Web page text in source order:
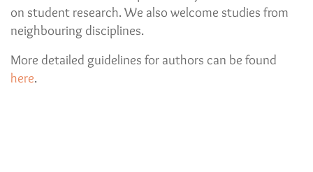
on student research. We also welcome studies from
neighbouring disciplines.
More detailed guidelines for authors can be found
here.